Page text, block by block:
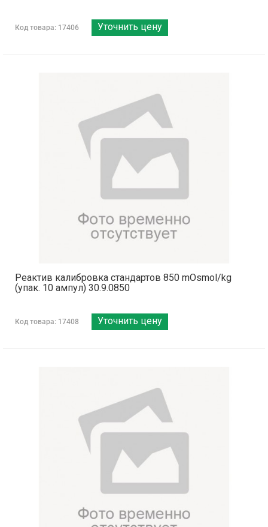
Код товара: 17406 Уточнить цену
Реактив калибровка стандартов 850 mOsmol/kg
(упак. 10 ампул) 30.9.0850
Код товара: 17408 Уточнить цену